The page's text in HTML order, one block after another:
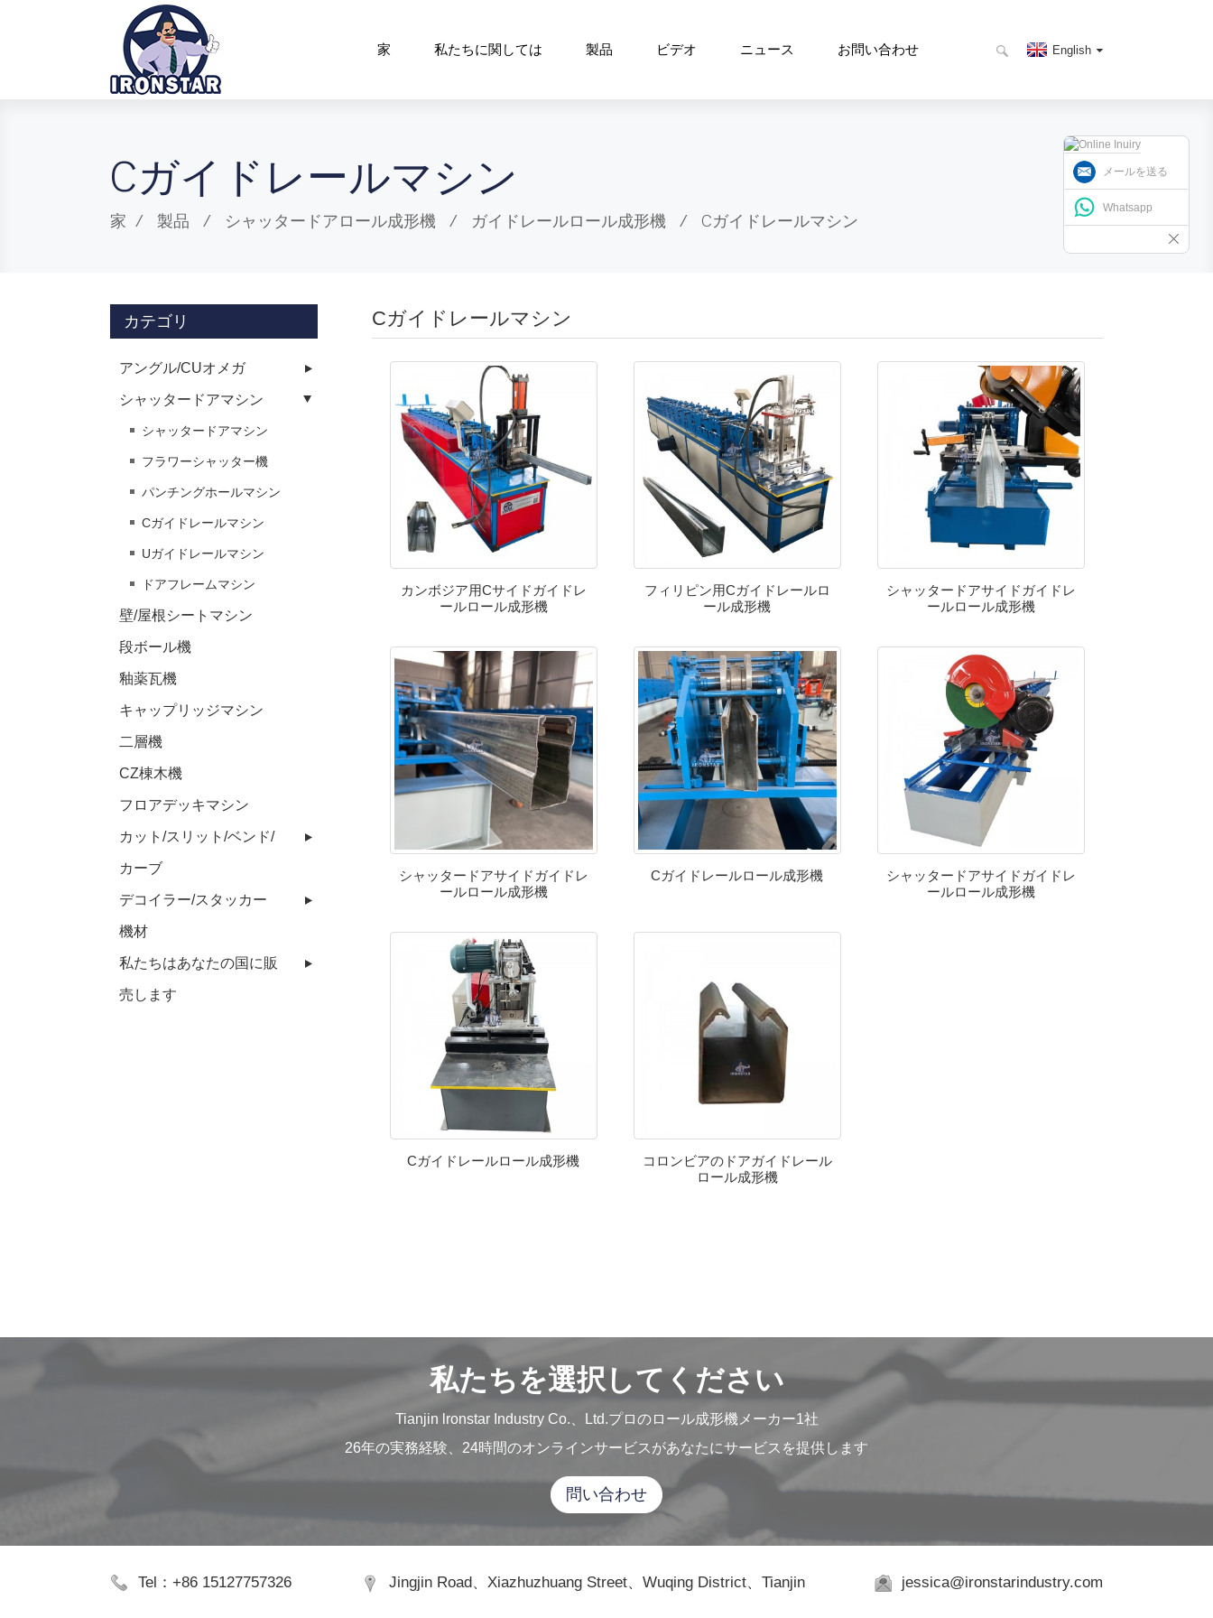
家 私たちに関しては 製品 ビデオ ニュース お問い合わせ English
Cガイドレールマシン
家 製品 シャッタードアロール成形機 ガイドレールロール成形機 Cガイドレールマシン
カテゴリ
アングル/CUオメガ
シャッタードアマシン
シャッタードアマシン
フラワーシャッター機
パンチングホールマシン
Cガイドレールマシン
Uガイドレールマシン
ドアフレームマシン
壁/屋根シートマシン
段ボール機
釉薬瓦機
キャップリッジマシン
二層機
CZ棟木機
フロアデッキマシン
カット/スリット/ベンド/
カーブ
デコイラー/スタッカー
機材
私たちはあなたの国に販
売します
Cガイドレールマシン
カンボジア用Cサイドガイドレ
ールロール成形機
フィリピン用Cガイドレールロ
ール成形機
シャッタードアサイドガイドレ
ールロール成形機
シャッタードアサイドガイドレ
ールロール成形機
Cガイドレールロール成形機
シャッタードアサイドガイドレ
ールロール成形機
Cガイドレールロール成形機
コロンビアのドアガイドレール
ロール成形機
私たちを選択してください
Tianjin lronstar Industry Co.、Ltd.プロのロール成形機メーカー1社
26年の実務経験、24時間のオンラインサービスがあなたにサービスを提供します
問い合わせ
Tel：+86 15127757326 Jingjin Road、Xiazhuzhuang Street、Wuqing District、Tianjin jessica@ironstarindustry.com
メールを送る
Whatsapp